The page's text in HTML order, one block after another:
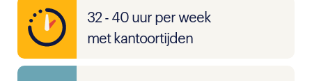
32 - 40 uur per week
met kantoortijden